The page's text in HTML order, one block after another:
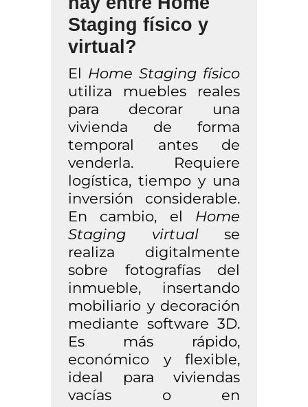
Staging físico y
virtual?
El Home Staging físico
utiliza muebles reales
para decorar una
vivienda de forma
temporal antes de
venderla. Requiere
logística, tiempo y una
inversión considerable.
En cambio, el Home
Staging virtualse
realiza digitalmente
sobre fotografías del
inmueble, insertando
mobiliario y decoración
mediante software 3D.
Es más rápido,
económico y flexible,
ideal para viviendas
vacías o en